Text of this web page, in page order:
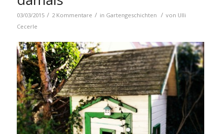
03/03/2015 / 2 Kommentare / in Gartengeschichten / von Ulli
Cecerle